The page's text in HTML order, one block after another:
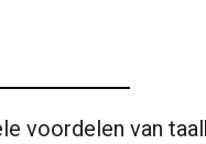
voordelen van